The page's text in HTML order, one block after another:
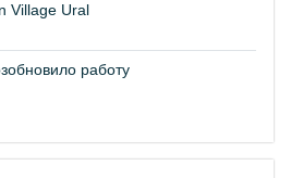
Village Ural
работу